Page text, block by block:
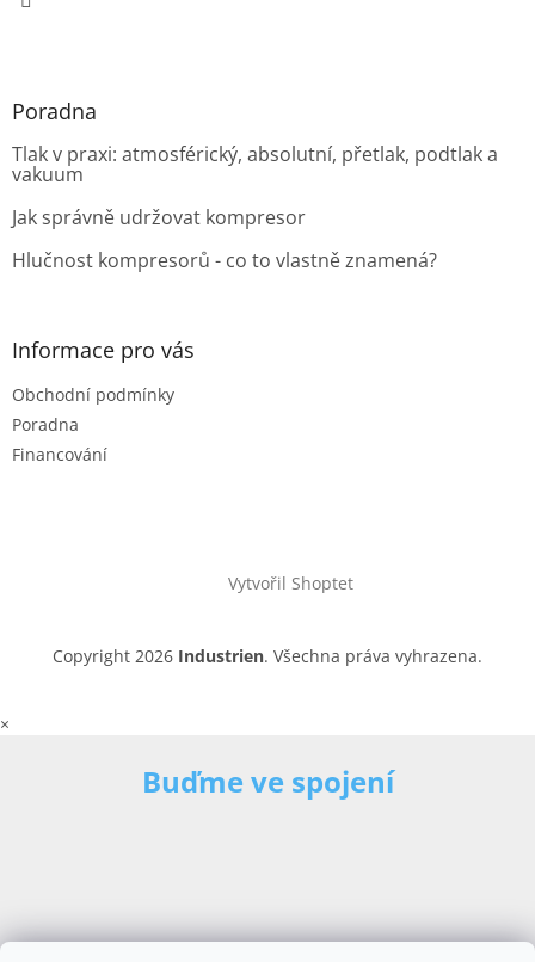
Poradna
Tlak v praxi: atmosférický, absolutní, přetlak, podtlak a
vakuum
Jak správně udržovat kompresor
Hlučnost kompresorů - co to vlastně znamená?
Informace pro vás
Obchodní podmínky
Poradna
Financování
Vytvořil Shoptet
Copyright 2026 Industrien. Všechna práva vyhrazena.
×
Buďme ve spojení